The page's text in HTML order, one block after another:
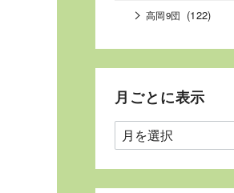
高岡9団 (122)
月ごとに表示
月
ご
と